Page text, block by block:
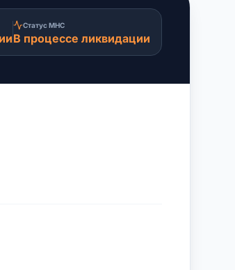
Статус МНС
В процессе ликвидации